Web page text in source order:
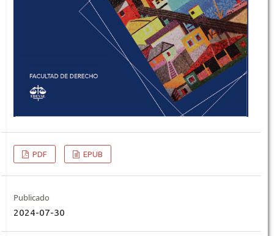
PDF EPUB
Publicado
2024-07-30